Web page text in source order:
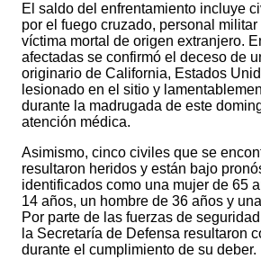
El saldo del enfrentamiento incluye
por el fuego cruzado, personal
víctima mortal de origen extranjero.
afectadas se confirmó el deceso de
originario de California, Estados
lesionado en el sitio y
durante la madrugada de este
atención médica.
Asimismo, cinco civiles que se
resultaron heridos y están bajo
identificados como una mujer de 65
14 años, un hombre de 36 años y
Por parte de las fuerzas de
la Secretaría de Defensa resultaron
durante el cumplimiento de su deber.